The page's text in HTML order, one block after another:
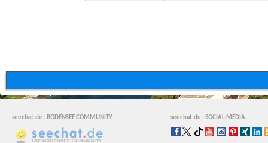
seechat.de| BODENSEE COMMUNITY seechat.de - SOCIAL-MEDIA